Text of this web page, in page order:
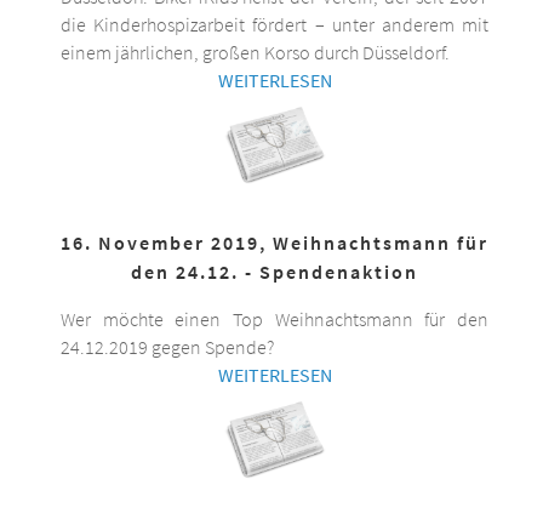
die Kinderhospizarbeit fördert – unter anderem mit
einem jährlichen, großen Korso durch Düsseldorf.
WEITERLESEN
16. November 2019, Weihnachtsmann für
den 24.12. - Spendenaktion
Wer möchte einen Top Weihnachtsmann für den
24.12.2019 gegen Spende?
WEITERLESEN